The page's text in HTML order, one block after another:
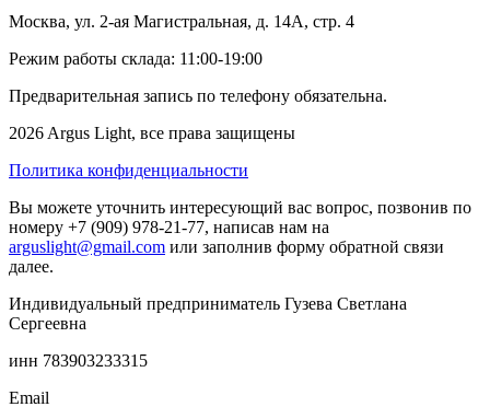
Москва, ул. 2-ая Магистральная, д. 14А, стр. 4
Режим работы склада: 11:00-19:00
Предварительная запись по телефону обязательна.
2026 Argus Light, все права защищены
Политика конфиденциальности
Вы можете уточнить интересующий вас вопрос, позвонив по
номеру +7 (909) 978-21-77, написав нам на
arguslight@gmail.com или заполнив форму обратной связи
далее.
Индивидуальный предприниматель Гузева Светлана
Сергеевна
инн 783903233315
Email